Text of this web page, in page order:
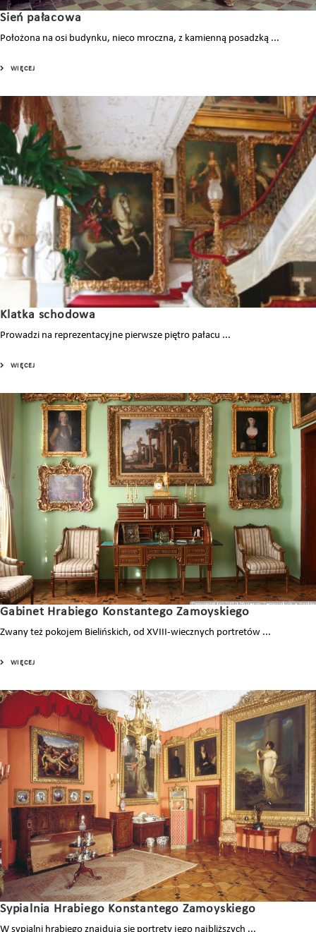
Sień pałacowa
Położona na osi budynku, nieco mroczna, z kamienną posadzką ...
WIĘCEJ
Klatka schodowa
Prowadzi na reprezentacyjne pierwsze piętro pałacu ...
WIĘCEJ
Gabinet Hrabiego Konstantego Zamoyskiego
Zwany też pokojem Bielińskich, od XVIII-wiecznych portretów ...
WIĘCEJ
Sypialnia Hrabiego Konstantego Zamoyskiego
W sypialni hrabiego znajdują się portrety jego najbliższych ...